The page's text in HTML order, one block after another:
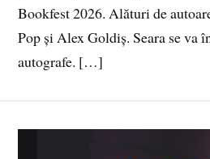
Bookfest 2026. Alături de
Pop și Alex Goldiș. Seara se va
autografe. […]